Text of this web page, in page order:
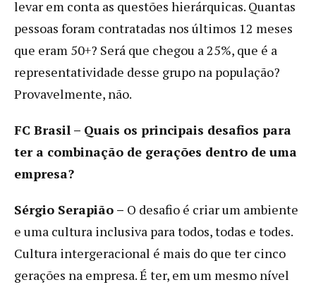
levar em conta as questões hierárquicas. Quantas
pessoas foram contratadas nos últimos 12 meses
que eram 50+? Será que chegou a 25%, que é a
representatividade desse grupo na população?
Provavelmente, não.
FC Brasil – Quais os principais desafios para
ter a combinação de gerações dentro de uma
empresa?
Sérgio Serapião – O desafio é criar um ambiente
e uma cultura inclusiva para todos, todas e todes.
Cultura intergeracional é mais do que ter cinco
gerações na empresa. É ter, em um mesmo nível